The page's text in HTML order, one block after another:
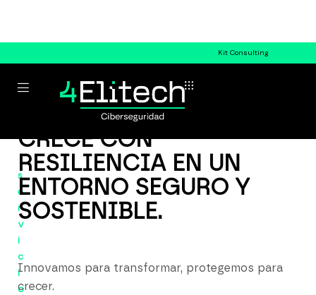
Kit Consulting
s
e
r
v
i
c
i
o
CRECE CON
RESILIENCIA EN UN
ENTORNO SEGURO Y
SOSTENIBLE.
Innovamos para transformar, protegemos para
crecer.